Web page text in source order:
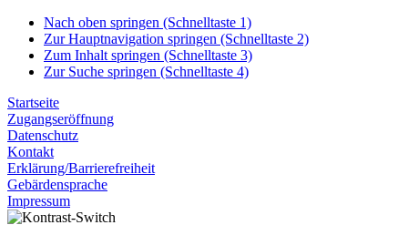
Nach oben springen (Schnelltaste 1)
Zur Hauptnavigation springen (Schnelltaste 2)
Zum Inhalt springen (Schnelltaste 3)
Zur Suche springen (Schnelltaste 4)
Startseite
Zugangseröffnung
Datenschutz
Kontakt
Erklärung/Barrierefreiheit
Gebärdensprache
Impressum